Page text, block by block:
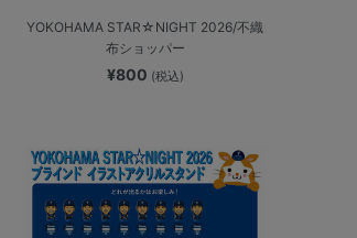
YOKOHAMA STAR☆NIGHT 2026/不織
布ショッパー
¥800 (税込)